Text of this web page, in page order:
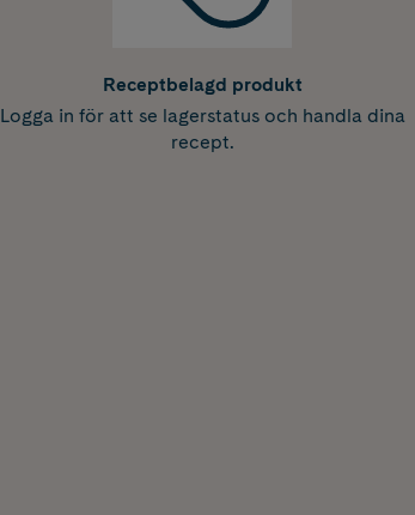
Receptbelagd produkt
Logga in för att se lagerstatus och handla dina
recept.